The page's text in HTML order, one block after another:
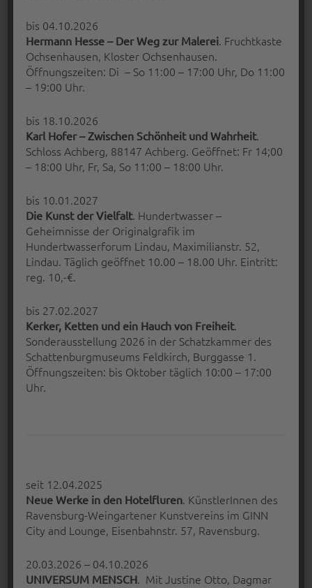
PARTNER DER GEWERBESCHAU
OBERESCHACH
Uhr Warum ist Kunst…
Continue reading“Partner der Gewerbeschau Obereschach”
…
Posted on:
9 Mai 2017 Written by:
GABY LEXEN: „PIXEL BEI GALEXY“
Herzliche Einladung zur Ausstellung von
Continue reading“Gaby Lexen: „Pixel bei GaLEXY“”
…
bis 04.10.2026
Hermann Hesse – Der Weg zur Malerei. Fruchtkaste
Ochsenhausen, Kloster Ochsenhausen.
Öffnungszeiten: Di – So 11:00 – 17:00 Uhr, Do 11:00
– 19:00 Uhr.
bis 18.10.2026
Karl Hofer – Zwischen Schönheit und Wahrheit.
Schloss Achberg, 88147 Achberg. Geöffnet: Fr 14;00
– 18:00 Uhr, Fr, Sa, So 11:00 – 18:00 Uhr.
bis 10.01.2027
Die Kunst der Vielfalt. Hundertwasser –
Geheimnisse der Originalgrafik im
Hundertwasserforum Lindau, Maximilianstr. 52,
Lindau. Täglich geöffnet 10.00 – 18.00 Uhr. Eintritt:
reg. 10,-€.
bis 27.02.2027
Kerker, Ketten und ein Hauch von Freiheit.
Sonderausstellung 2026 in der Schatzkammer des
Schattenburgmuseums Feldkirch, Burggasse 1.
Öffnungszeiten: bis Oktober täglich 10:00 – 17:00
Uhr.
seit 12.04.2025
Neue Werke in den Hotelfluren. KünstlerInnen des
Ravensburg-Weingartener Kunstvereins im GINN
City and Lounge, Eisenbahnstr. 57, Ravensburg.
20.03.2026 – 04.10.2026
UNIVERSUM MENSCH. Mit Justine Otto, Dagmar